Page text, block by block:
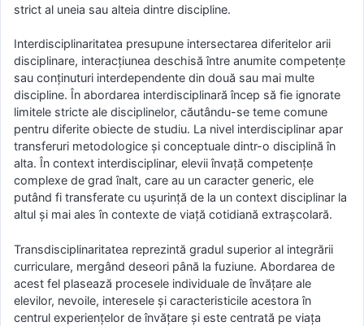
strict al uneia sau alteia dintre discipline.
Interdisciplinaritatea presupune intersectarea diferitelor arii
disciplinare, interacţiunea deschisă între anumite competenţe
sau conţinuturi interdependente din două sau mai multe
discipline. În abordarea interdisciplinară încep să fie ignorate
limitele stricte ale disciplinelor, căutându-se teme comune
pentru diferite obiecte de studiu. La nivel interdisciplinar apar
transferuri metodologice şi conceptuale dintr-o disciplină în
alta. În context interdisciplinar, elevii învaţă competenţe
complexe de grad înalt, care au un caracter generic, ele
putând fi transferate cu uşurinţă de la un context disciplinar la
altul şi mai ales în contexte de viaţă cotidiană extraşcolară.
Transdisciplinaritatea reprezintă gradul superior al integrării
curriculare, mergând deseori până la fuziune. Abordarea de
acest fel plasează procesele individuale de învăţare ale
elevilor, nevoile, interesele şi caracteristicile acestora în
centrul experienţelor de învăţare şi este centrată pe viaţa